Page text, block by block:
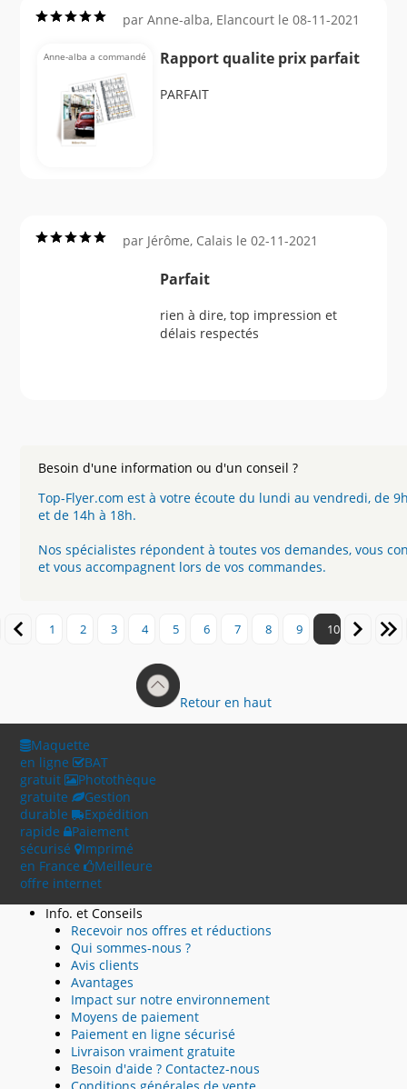
par Anne-alba, Elancourt le 08-11-2021
Anne-alba a commandé Rapport qualite prix parfait
PARFAIT
par Jérôme, Calais le 02-11-2021
Parfait
rien à dire, top impression et
délais respectés
Besoin d'une information ou d'un conseil ?
Top-Flyer.com est à votre écoute du lundi au vendredi, de
et de 14h à 18h.
Nos spécialistes répondent à toutes vos demandes, vous
et vous accompagnent lors de vos commandes.
1 2 3 4 5 6 7 8 9 10
Retour en haut
Maquette
en ligne
BAT
gratuit
Photothèque
gratuite
Gestion
durable
Expédition
rapide
Paiement
sécurisé
Imprimé
en France
Meilleure
offre internet
Info. et Conseils
Recevoir nos offres et réductions
Qui sommes-nous ?
Avis clients
Avantages
Impact sur notre environnement
Moyens de paiement
Paiement en ligne sécurisé
Livraison vraiment gratuite
Besoin d'aide ? Contactez-nous
Conditions générales de vente